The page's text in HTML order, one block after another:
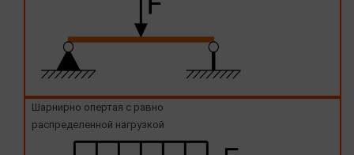
Шарнирно опертая с равно
распределенной нагрузкой